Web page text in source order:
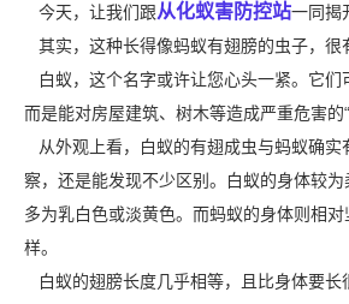
今天，让我们跟从化蚁害防控站一同揭
其实，这种长得像蚂蚁有翅膀的虫子，很
白蚁，这个名字或许让您心头一紧。它们
而是能对房屋建筑、树木等造成严重危害的“
从外观上看，白蚁的有翅成虫与蚂蚁确实
察，还是能发现不少区别。白蚁的身体较为
多为乳白色或淡黄色。而蚂蚁的身体则相
样。
白蚁的翅膀长度几乎相等，且比身体要长